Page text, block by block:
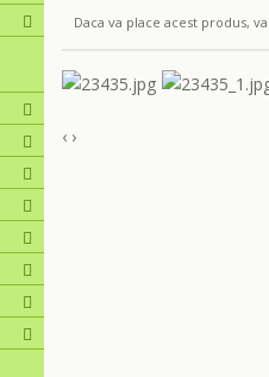
Daca va place acest produs,
‹ ›